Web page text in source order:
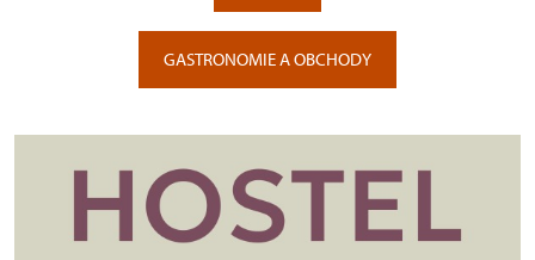
GASTRONOMIE A OBCHODY